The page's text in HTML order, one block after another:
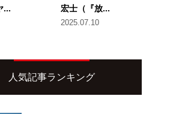
...
宏士（『放...
2025.07.10
人気記事ランキング